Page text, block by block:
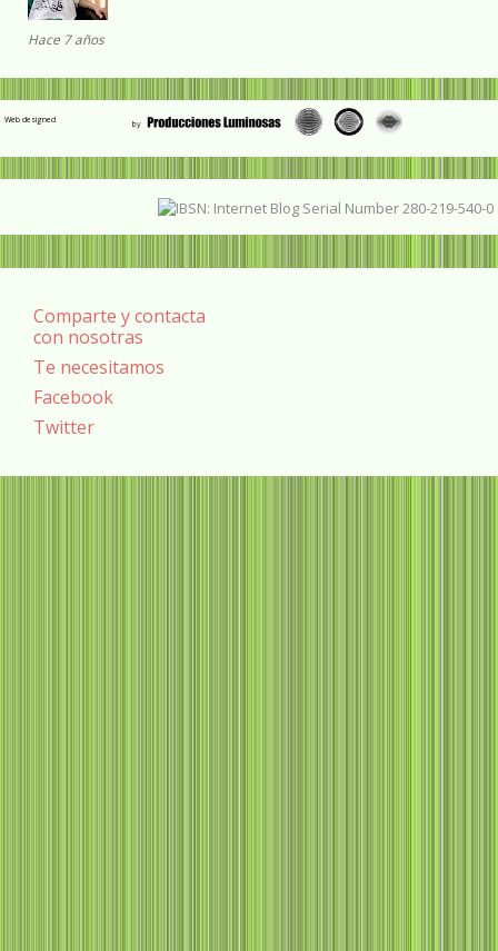
Hace 7 años
Web designed
Comparte y contacta
con nosotras
Te necesitamos
Facebook
Twitter